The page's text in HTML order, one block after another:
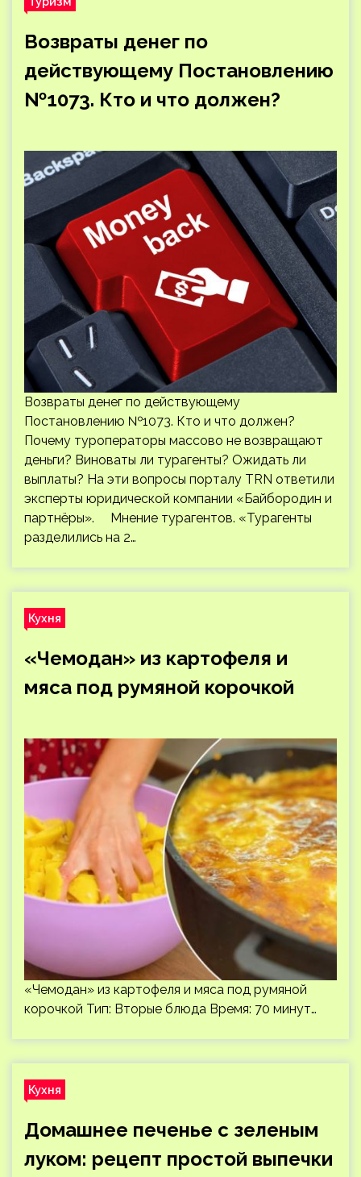
Возвраты денег по
действующему Постановлению
№1073. Кто и что должен?
Возвраты денег по действующему
Постановлению №1073. Кто и что должен?
Почему туроператоры массово не возвращают
деньги? Виноваты ли турагенты? Ожидать ли
выплаты? На эти вопросы порталу TRN ответили
эксперты юридической компании «Байбородин и
партнёры». Мнение турагентов. «Турагенты
разделились на 2…
Кухня
«Чемодан» из картофеля и
мяса под румяной корочкой
«Чемодан» из картофеля и мяса под румяной
корочкой Тип: Вторые блюда Время: 70 минут…
Кухня
Домашнее печенье с зеленым
луком: рецепт простой выпечки